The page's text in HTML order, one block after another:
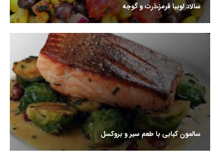
سالاد لوبیا قرمز،ذرت و گوجه
سالمون کبابی با طعم سیر و بروکسل